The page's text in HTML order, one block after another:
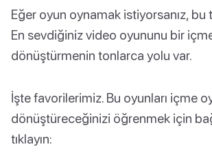
Eğer oyun oynamak istiyorsanız, bu
En sevdiğiniz video oyununu bir
dönüştürmenin tonlarca yolu var.
İşte favorilerimiz. Bu oyunları içme
dönüştüreceğinizi öğrenmek için
tıklayın: